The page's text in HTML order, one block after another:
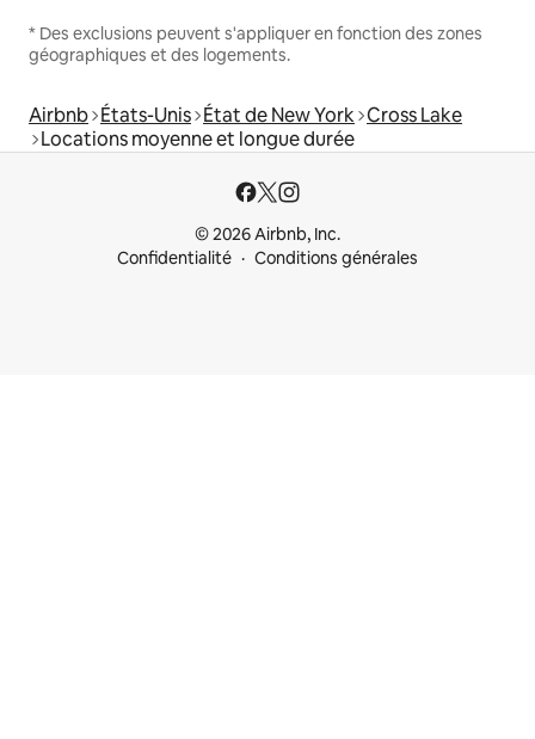
* Des exclusions peuvent s'appliquer en fonction des zones
géographiques et des logements.
Airbnb États-Unis État de New York Cross Lake
Locations moyenne et longue durée
© 2026 Airbnb, Inc.
Confidentialité
Conditions générales